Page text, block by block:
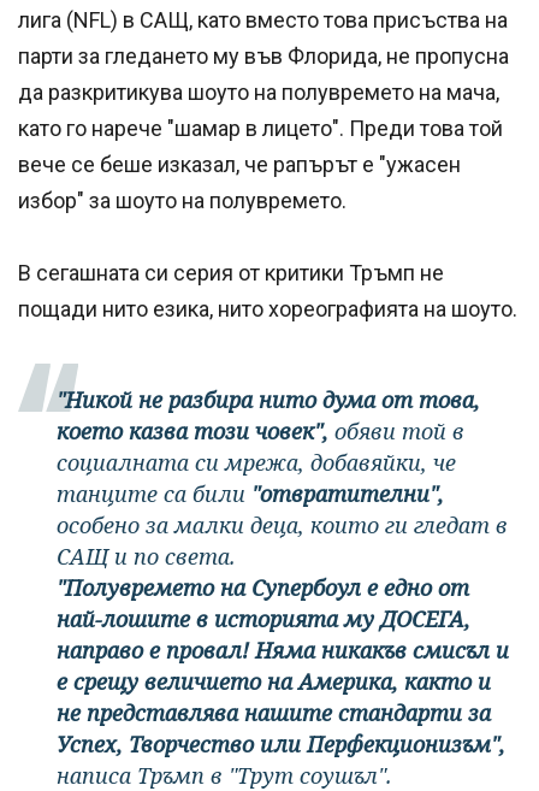
лига (NFL) в САЩ, като вместо това присъства на
парти за гледането му във Флорида, не пропусна
да разкритикува шоуто на полувремето на мача,
като го нарече "шамар в лицето". Преди това той
вече се беше изказал, че рапърът е "ужасен
избор" за шоуто на полувремето.
В сегашната си серия от критики Тръмп не
пощади нито езика, нито хореографията на шоуто.
"Никой не разбира нито дума от това,
което казва този човек", обяви той в
социалната си мрежа, добавяйки, че
танците са били "отвратителни",
особено за малки деца, които ги гледат в
САЩ и по света.
"Полувремето на Супербоул е едно от
най-лошите в историята му ДОСЕГА,
направо е провал! Няма никакъв смисъл и
е срещу величието на Америка, както и
не представлява нашите стандарти за
Успех, Творчество или Перфекционизъм",
написа Тръмп в "Трут соушъл".